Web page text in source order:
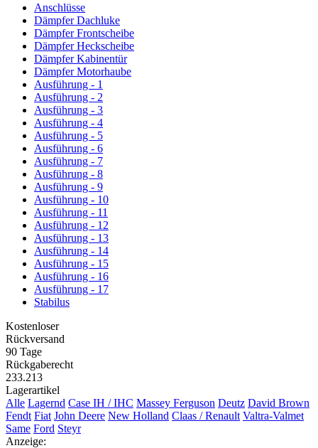
Anschlüsse
Dämpfer Dachluke
Dämpfer Frontscheibe
Dämpfer Heckscheibe
Dämpfer Kabinentür
Dämpfer Motorhaube
Ausführung - 1
Ausführung - 2
Ausführung - 3
Ausführung - 4
Ausführung - 5
Ausführung - 6
Ausführung - 7
Ausführung - 8
Ausführung - 9
Ausführung - 10
Ausführung - 11
Ausführung - 12
Ausführung - 13
Ausführung - 14
Ausführung - 15
Ausführung - 16
Ausführung - 17
Stabilus
Kostenloser
Rückversand
90 Tage
Rückgaberecht
233.213
Lagerartikel
Alle Lagernd Case IH / IHC Massey Ferguson Deutz David Brown
Fendt Fiat John Deere New Holland Claas / Renault Valtra-Valmet
Same Ford Steyr
Anzeige: